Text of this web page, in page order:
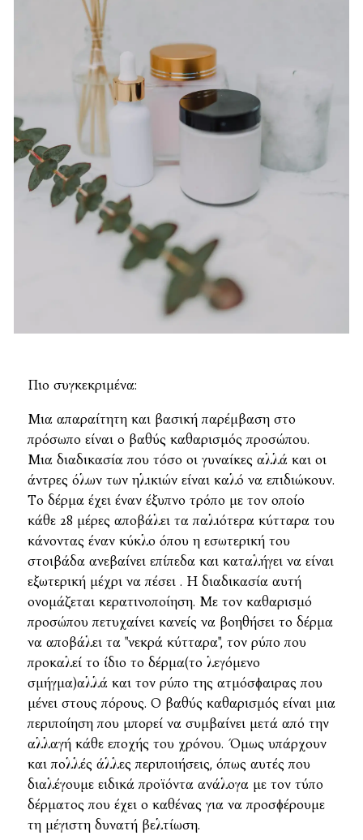
Πιο συγκεκριμένα:
Μια απαραίτητη και βασική παρέμβαση στο
πρόσωπο είναι ο βαθύς καθαρισμός προσώπου.
Μια διαδικασία που τόσο οι γυναίκες αλλά και οι
άντρες όλων των ηλικιών είναι καλό να επιδιώκουν.
Το δέρμα έχει έναν έξυπνο τρόπο με τον οποίο
κάθε 28 μέρες αποβάλει τα παλιότερα κύτταρα του
κάνοντας έναν κύκλο όπου η εσωτερική του
στοιβάδα ανεβαίνει επίπεδα και καταλήγει να είναι
εξωτερική μέχρι να πέσει . Η διαδικασία αυτή
ονομάζεται κερατινοποίηση. Με τον καθαρισμό
προσώπου πετυχαίνει κανείς να βοηθήσει το δέρμα
να αποβάλει τα "νεκρά κύτταρα", τον ρύπο που
προκαλεί το ίδιο το δέρμα(το λεγόμενο
σμήγμα)αλλά και τον ρύπο της ατμόσφαιρας που
μένει στους πόρους. Ο βαθύς καθαρισμός είναι μια
περιποίηση που μπορεί να συμβαίνει μετά από την
αλλαγή κάθε εποχής του χρόνου. Όμως υπάρχουν
και πολλές άλλες περιποιήσεις, όπως αυτές που
διαλέγουμε ειδικά προϊόντα ανάλογα με τον τύπο
δέρματος που έχει ο καθένας για να προσφέρουμε
τη μέγιστη δυνατή βελτίωση.